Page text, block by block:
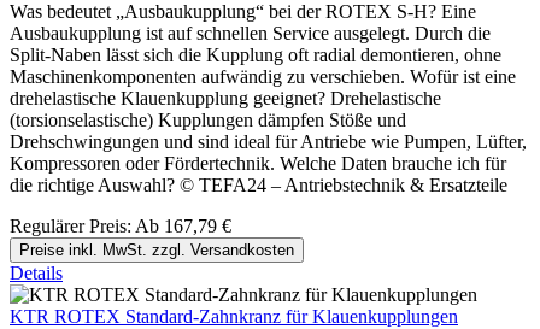
Was bedeutet „Ausbaukupplung“ bei der ROTEX S-H? Eine
Ausbaukupplung ist auf schnellen Service ausgelegt. Durch die
Split-Naben lässt sich die Kupplung oft radial demontieren, ohne
Maschinenkomponenten aufwändig zu verschieben. Wofür ist eine
drehelastische Klauenkupplung geeignet? Drehelastische
(torsionselastische) Kupplungen dämpfen Stöße und
Drehschwingungen und sind ideal für Antriebe wie Pumpen, Lüfter,
Kompressoren oder Fördertechnik. Welche Daten brauche ich für
die richtige Auswahl? © TEFA24 – Antriebstechnik & Ersatzteile
Regulärer Preis: Ab 167,79 €
Preise inkl. MwSt. zzgl. Versandkosten
Details
KTR ROTEX Standard-Zahnkranz für Klauenkupplungen